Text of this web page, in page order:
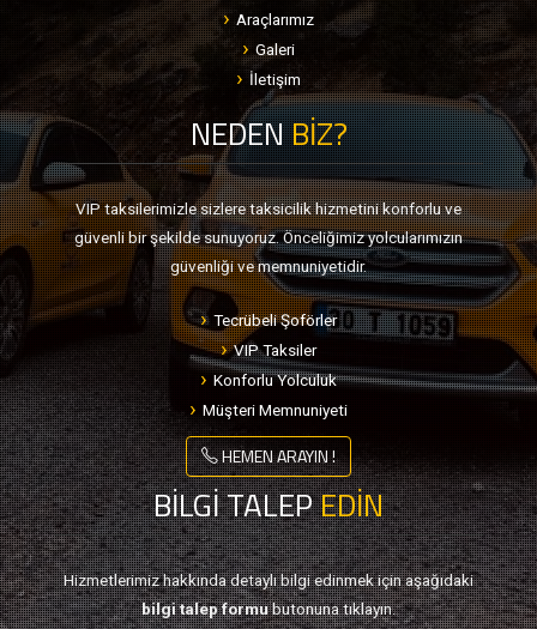
Araçlarımız
Galeri
İletişim
NEDENBİZ?
VIP taksilerimizle sizlere taksicilik hizmetini konforlu ve
güvenli bir şekilde sunuyoruz. Önceliğimiz yolcularımızın
güvenliği ve memnuniyetidir.
Tecrübeli Şoförler
VIP Taksiler
Konforlu Yolculuk
Müşteri Memnuniyeti
HEMEN ARAYIN !
BİLGİ TALEPEDİN
Hizmetlerimiz hakkında detaylı bilgi edinmek için aşağıdaki
bilgi talep formubutonuna tıklayın.